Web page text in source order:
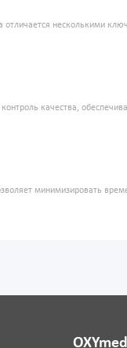
отличается несколькими
качества,
минимизировать
OXYmed